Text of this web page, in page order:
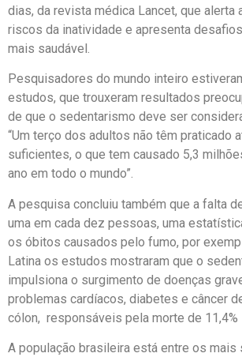
dias, da revista médica Lancet, que alerta
riscos da inatividade e apresenta
mais saudável.
Pesquisadores do mundo inteiro
estudos, que trouxeram resultados
de que o sedentarismo deve ser
“Um terço dos adultos não têm praticado
suficientes, o que tem causado 5,3
ano em todo o mundo”.
A pesquisa concluiu também que a falta
uma em cada dez pessoas, uma
os óbitos causados pelo fumo, por
Latina os estudos mostraram que o
impulsiona o surgimento de doenças
problemas cardíacos, diabetes e câncer
cólon, responsáveis pela morte de 11,4%
A população brasileira está entre os mais